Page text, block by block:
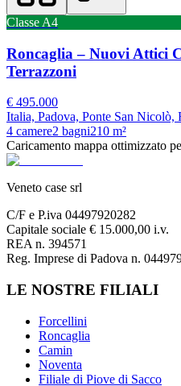
Classe A4
Roncaglia – Nuovi Attici
Terrazzoni
€ 495.000
Italia, Padova, Ponte San Nicolò,
4 camere2 bagni210 m²
Caricamento mappa ottimizzato
Veneto case srl
C/F e P.iva 04497920282
Capitale sociale € 15.000,00 i.v.
REA n. 394571
Reg. Imprese di Padova n.
LE NOSTRE FILIALI
Forcellini
Roncaglia
Camin
Noventa
Filiale di Piove di Sacco